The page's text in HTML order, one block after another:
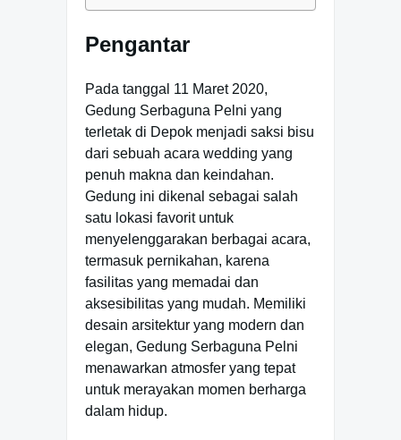
Pengantar
Pada tanggal 11 Maret 2020,
Gedung Serbaguna Pelni yang
terletak di Depok menjadi saksi bisu
dari sebuah acara wedding yang
penuh makna dan keindahan.
Gedung ini dikenal sebagai salah
satu lokasi favorit untuk
menyelenggarakan berbagai acara,
termasuk pernikahan, karena
fasilitas yang memadai dan
aksesibilitas yang mudah. Memiliki
desain arsitektur yang modern dan
elegan, Gedung Serbaguna Pelni
menawarkan atmosfer yang tepat
untuk merayakan momen berharga
dalam hidup.